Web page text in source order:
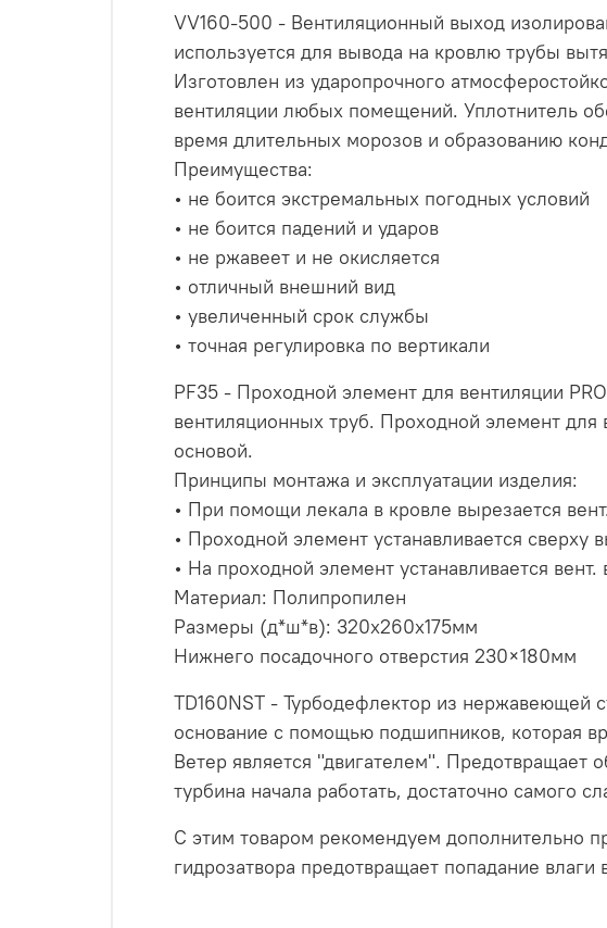
VV160-500 - Вентиляционный выход
используется для вывода на кровлю трубы
Изготовлен из ударопрочного
вентиляции любых помещений. Уплотнитель
время длительных морозов и образованию
Преимущества:
• не боится экстремальных погодных условий
• не боится падений и ударов
• не ржавеет и не окисляется
• отличный внешний вид
• увеличенный срок службы
• точная регулировка по вертикали
PF35 - Проходной элемент для вентиляции
вентиляционных труб. Проходной элемент для
основой.
Принципы монтажа и эксплуатации изделия:
• При помощи лекала в кровле вырезается
• Проходной элемент устанавливается сверху
• На проходной элемент устанавливается вент.
Материал: Полипропилен
Размеры (д*ш*в): 320х260х175мм
Нижнего посадочного отверстия 230×180мм
TD160NST - Турбодефлектор из нержавеющей
основание с помощью подшипников, которая
Ветер является "двигателем". Предотвращает
турбина начала работать, достаточно самого
С этим товаром рекомендуем дополнительно
гидрозатвора предотвращает попадание